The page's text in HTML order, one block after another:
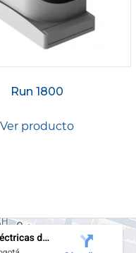
Run 1800
Ver producto